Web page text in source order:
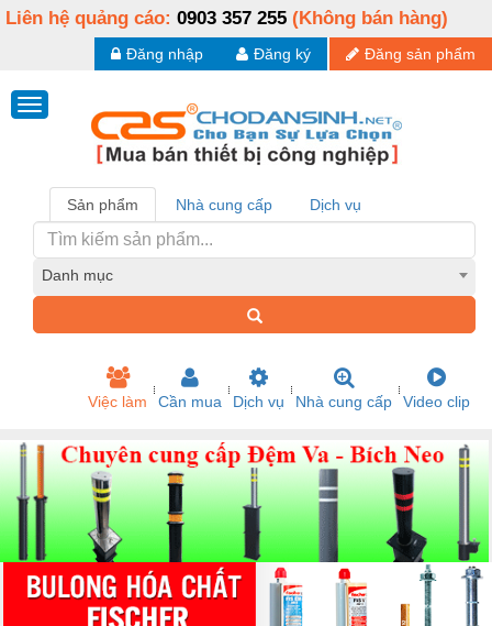
Liên hệ quảng cáo: 0903 357 255 (Không bán hàng)
Đăng sản phẩm
Đăng ký
Đăng nhập
Sản phẩm Nhà cung cấp Dịch vụ
Danh mục
Việc làm Cần mua Dịch vụ Nhà cung cấp Video clip